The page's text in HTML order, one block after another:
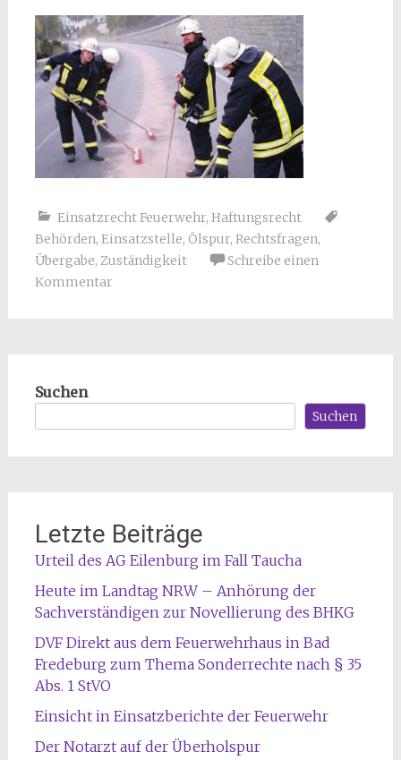
Einsatzrecht Feuerwehr, Haftungsrecht
Behörden, Einsatzstelle, Ölspur, Rechtsfragen,
Übergabe, Zuständigkeit
Schreibe einen
Kommentar
Suchen
Suchen
Letzte Beiträge
Urteil des AG Eilenburg im Fall Taucha
Heute im Landtag NRW – Anhörung der
Sachverständigen zur Novellierung des BHKG
DVF Direkt aus dem Feuerwehrhaus in Bad
Fredeburg zum Thema Sonderrechte nach § 35
Abs. 1 StVO
Einsicht in Einsatzberichte der Feuerwehr
Der Notarzt auf der Überholspur